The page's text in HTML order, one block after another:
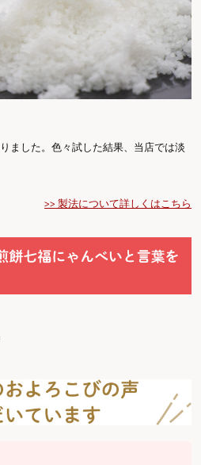
ました。色々試した結果、当店では淡
>> 製法について詳しくはこちら